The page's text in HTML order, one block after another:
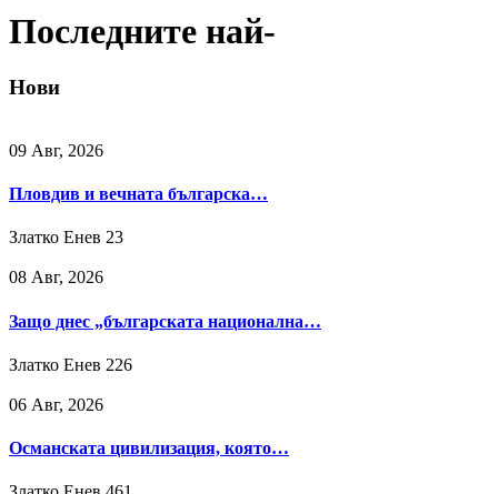
Последните най-
Нови
09 Авг, 2026
Пловдив и вечната българска…
Златко Енев 23
08 Авг, 2026
Защо днес „българската национална…
Златко Енев 226
06 Авг, 2026
Османската цивилизация, която…